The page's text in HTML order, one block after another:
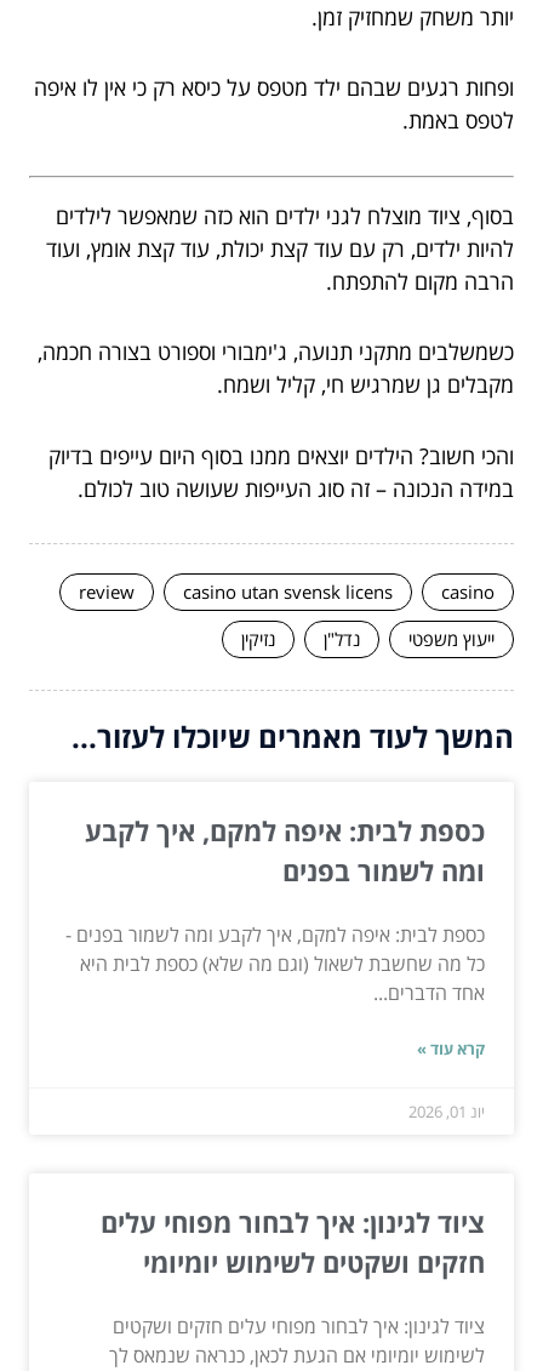
יותר משחק שמחזיק זמן.
ופחות רגעים שבהם ילד מטפס על כיסא רק כי אין לו איפה
לטפס באמת.
בסוף, ציוד מוצלח לגני ילדים הוא כזה שמאפשר לילדים
להיות ילדים, רק עם עוד קצת יכולת, עוד קצת אומץ, ועוד
הרבה מקום להתפתח.
כשמשלבים מתקני תנועה, ג'ימבורי וספורט בצורה חכמה,
מקבלים גן שמרגיש חי, קליל ושמח.
והכי חשוב? הילדים יוצאים ממנו בסוף היום עייפים בדיוק
במידה הנכונה – זה סוג העייפות שעושה טוב לכולם.
casino
casino utan svensk licens
review
ייעוץ משפטי
נדל"ן נזיקין
המשך לעוד מאמרים שיוכלו לעזור...
כספת לבית: איפה למקם, איך לקבע
ומה לשמור בפנים
כספת לבית: איפה למקם, איך לקבע ומה לשמור בפנים -
כל מה שחשבת לשאול (וגם מה שלא) כספת לבית היא
אחד הדברים...
קרא עוד »
יונ 01, 2026
ציוד לגינון: איך לבחור מפוחי עלים
חזקים ושקטים לשימוש יומיומי
ציוד לגינון: איך לבחור מפוחי עלים חזקים ושקטים
לשימוש יומיומי אם הגעת לכאן, כנראה שנמאס לך